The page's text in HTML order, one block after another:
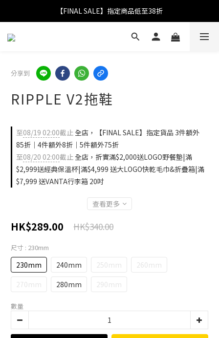
【FINAL SALE】指定商品低至38折
【FINAL SALE】指定商品低至38折
折實滿$2,000送LOGO野餐墊｜滿$2,999送經典保溫杯
【FINAL SALE】指定商品低至38折
分享到
RIPPLE V2拖鞋
至08/19 02:00截止全店，【FINAL SALE】指定貨品 3件額外
85折｜4件額外8折｜5件額外75折
至08/20 02:00截止全店，折實滿$2,000送LOGO野餐墊|滿
$2,999送經典保溫杯|滿$4,999 送大LOGO快乾毛巾&折疊箱|滿
$7,999 送VANTA行李箱 20吋
查看更多
HK$289.00 HK$340.00
尺寸 : 230mm
230mm 240mm 250mm
260mm
270mm
280mm 290mm
數量